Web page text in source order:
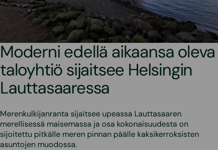
Moderni edellä aikaansa oleva
taloyhtiö sijaitsee Helsingin
Lauttasaaressa
Merenkulkijanranta sijaitsee upeassa Lauttasaaren
merellisessä maisemassa ja osa kokonaisuudesta on
sijoitettu pitkälle meren pinnan päälle kaksikerroksisten
asuntojen muodossa.